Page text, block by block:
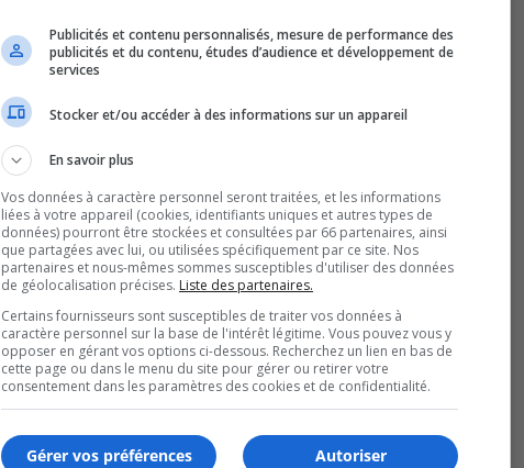
Publicités et contenu personnalisés, mesure de performance des
publicités et du contenu, études d’audience et développement de
services
Stocker et/ou accéder à des informations sur un appareil
En savoir plus
Vos données à caractère personnel seront traitées, et les informations
liées à votre appareil (cookies, identifiants uniques et autres types de
données) pourront être stockées et consultées par 66 partenaires, ainsi
que partagées avec lui, ou utilisées spécifiquement par ce site. Nos
partenaires et nous-mêmes sommes susceptibles d'utiliser des données
de géolocalisation précises. Liste des partenaires.
Certains fournisseurs sont susceptibles de traiter vos données à
caractère personnel sur la base de l'intérêt légitime. Vous pouvez vous y
opposer en gérant vos options ci-dessous. Recherchez un lien en bas de
cette page ou dans le menu du site pour gérer ou retirer votre
consentement dans les paramètres des cookies et de confidentialité.
Autoriser
Gérer vos préférences